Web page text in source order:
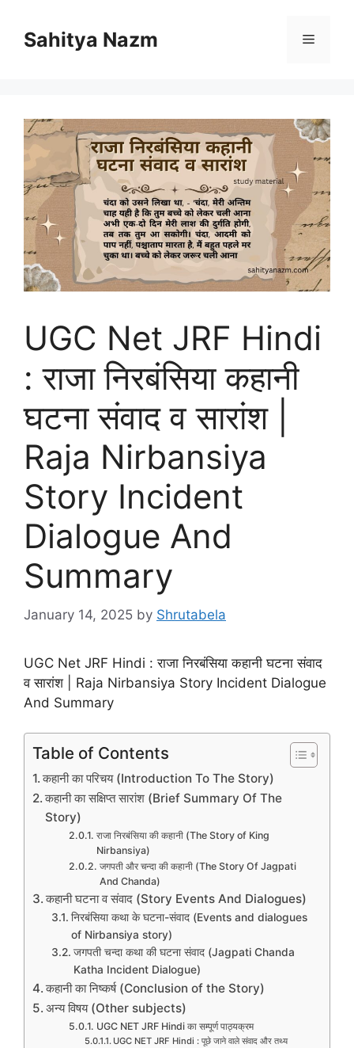
Sahitya Nazm
UGC Net JRF Hindi
: राजा निरबंसिया कहानी
घटना संवाद व सारांश |
Raja Nirbansiya
Story Incident
Dialogue And
Summary
January 14, 2025 by Shrutabela
UGC Net JRF Hindi : राजा निरबंसिया कहानी घटना संवाद
व सारांश | Raja Nirbansiya Story Incident Dialogue
And Summary
Table of Contents
कहानी का परिचय (Introduction To The Story)
कहानी का सक्षिप्त सारांश (Brief Summary Of The
Story)
राजा निरबंसिया की कहानी (The Story of King
Nirbansiya)
जगपती और चन्दा की कहानी (The Story Of Jagpati
And Chanda)
कहानी घटना व संवाद (Story Events And Dialogues)
निरबंसिया कथा के घटना-संवाद (Events and dialogues
of Nirbansiya story)
जगपती चन्दा कथा की घटना संवाद (Jagpati Chanda
Katha Incident Dialogue)
कहानी का निष्कर्ष (Conclusion of the Story)
अन्य विषय (Other subjects)
UGC NET JRF Hindi का सम्पूर्ण पाठ्यक्रम
UGC NET JRF Hindi : पूछे जाने वाले संवाद और तथ्य